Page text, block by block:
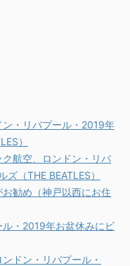
・リバプール・2019年
）
航空、ロンドン・リバ
（THE BEATLES）
勧め（神戸以西にお住
・2019年お盆休みにビ
ドン・リバプール・